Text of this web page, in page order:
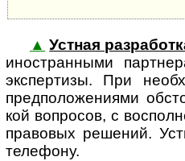
▲ Устная
иностранными
экспертизы. При
пред­по­ло­же­ни­ями
кой вопросов, с
право­вых решений.
телефону.